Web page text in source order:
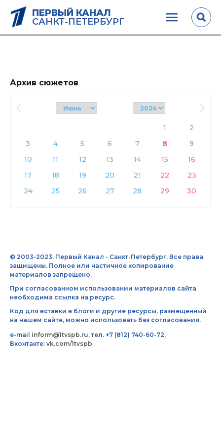
ПЕРВЫЙ КАНАЛ
САНКТ-ПЕТЕРБУРГ
Архив сюжетов
1
2
3
4 5 6 7 8
9
10
11 12 13 14 15
16
17
18 19 20 21 22
23
24
25 26 27 28 29 30
© 2003-2023, Первый Канал - Санкт-Петербург. Все права
защищены. Полное или частичное копирование
материалов запрещено.
При согласованном использовании материалов сайта
необходима ссылка на ресурс.
Код для вставки в блоги и другие ресурсы, размещенный
на нашем сайте, можно использовать без согласования.
e-mail inform@1tvspb.ru, тел. +7 (812) 740-60-72,
Вконтакте: vk.com/1tvspb